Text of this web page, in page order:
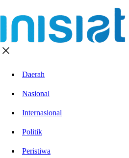
Daerah
Nasional
Internasional
Politik
Peristiwa